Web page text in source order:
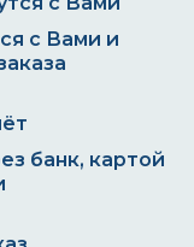
с Вами и
банк, картой